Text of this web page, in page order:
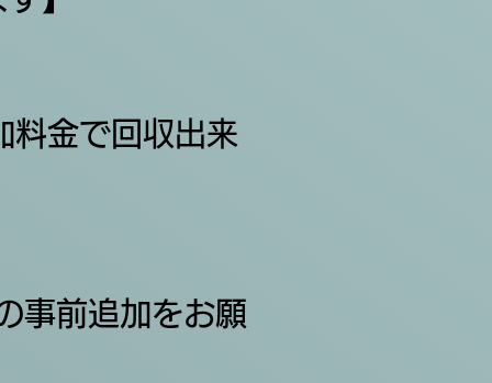
金で回収出来
事前追加をお願